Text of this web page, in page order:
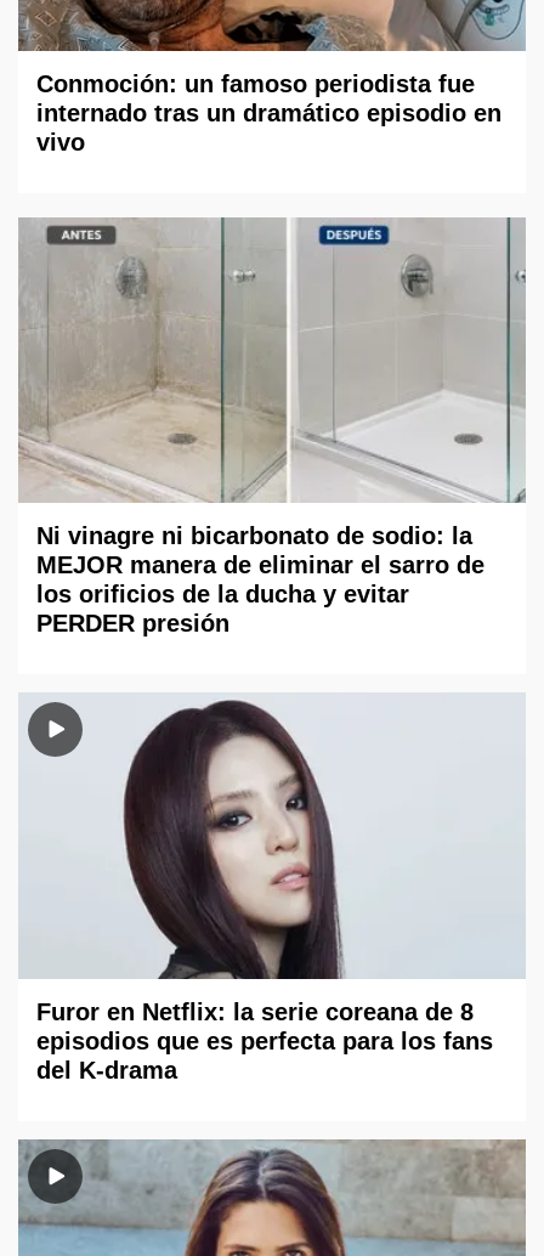
Conmoción: un famoso periodista fue
internado tras un dramático episodio en
vivo
Ni vinagre ni bicarbonato de sodio: la
MEJOR manera de eliminar el sarro de
los orificios de la ducha y evitar
PERDER presión
Furor en Netflix: la serie coreana de 8
episodios que es perfecta para los fans
del K-drama